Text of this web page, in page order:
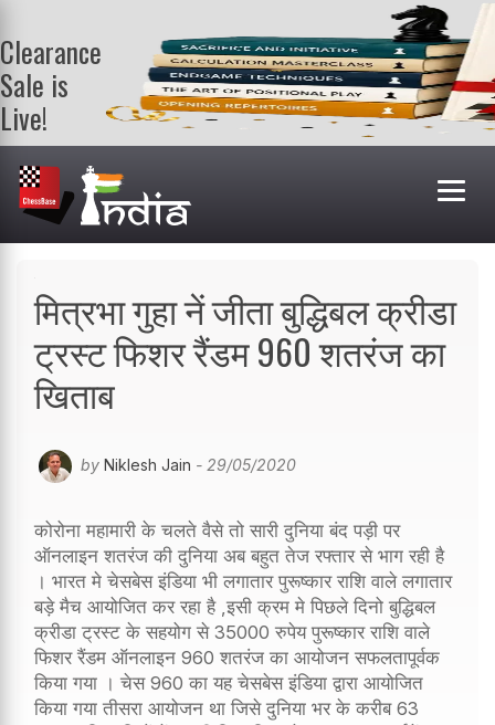
Clearance
Sale is
Live!
Get a FREE
book on
purchasing 2
or more
books. Valid
मित्रभा गुहा नें जीता बुद्धिबल क्रीडा
ट्रस्ट फिशर रैंडम 960 शतरंज का
खिताब
by Niklesh Jain - 29/05/2020
कोरोना महामारी के चलते वैसे तो सारी दुनिया बंद पड़ी पर
ऑनलाइन शतरंज की दुनिया अब बहुत तेज रफ्तार से भाग रही है
। भारत मे चेसबेस इंडिया भी लगातार पुरूष्कार राशि वाले लगातार
बड़े मैच आयोजित कर रहा है ,इसी क्रम मे पिछले दिनो बुद्धिबल
क्रीडा ट्रस्ट के सहयोग से 35000 रुपेय पुरूष्कार राशि वाले
फिशर रैंडम ऑनलाइन 960 शतरंज का आयोजन सफलतापूर्वक
किया गया । चेस 960 का यह चेसबेस इंडिया द्वारा आयोजित
किया गया तीसरा आयोजन था जिसे दुनिया भर के करीब 63